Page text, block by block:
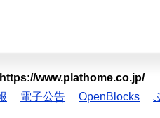
https://www.plathome.co.jp/
電子公告 OpenBlocks